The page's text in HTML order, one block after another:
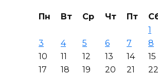
Пн Вт Ср Чт Пт
1
3
4 5 6 7 8
10
11 12 13 14 15
17
18 19 20 21 22